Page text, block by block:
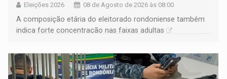
Eleições 2026 08 de Agosto de 2026 às 08:00
A composição etária do eleitorado rondoniense também
indica forte concentração nas faixas adultas